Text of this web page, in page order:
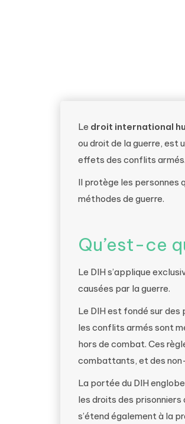
Le droit international
ou droit de la guerre, est
effets des conflits armés.
Il protège les personnes
méthodes de guerre.
Qu’est-ce
Le DIH s’applique
causées par la guerre.
Le DIH est fondé sur
les conflits armés sont
hors de combat. Ces
combattants, et des
La portée du DIH
les droits des prisonniers
s’étend également à la